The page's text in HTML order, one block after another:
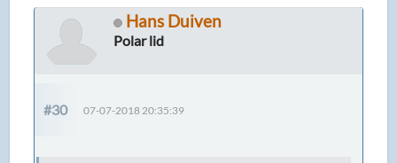
Hans Duiven
Polar lid
#30 07-07-2018 20:35:39